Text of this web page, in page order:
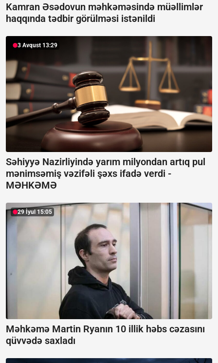
Kamran Əsədovun məhkəməsində müəllimlər
haqqında tədbir görülməsi istənildi
3 Avqust 13:29
Səhiyyə Nazirliyində yarım milyondan artıq pul
mənimsəmiş vəzifəli şəxs ifadə verdi -
MƏHKƏMƏ
29 İyul 15:05
Məhkəmə Martin Ryanın 10 illik həbs cəzasını
qüvvədə saxladı